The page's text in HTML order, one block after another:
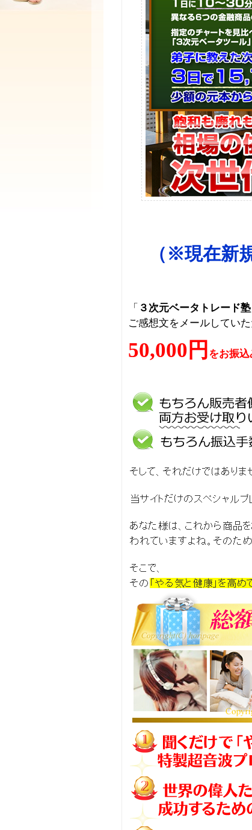
（※現在新
「 ３次元ベータトレード塾
ご感想文をメールしてい
50,000円 をお振込